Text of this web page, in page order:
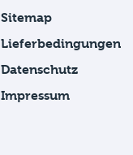
Sitemap
Lieferbedingungen
Datenschutz
Impressum